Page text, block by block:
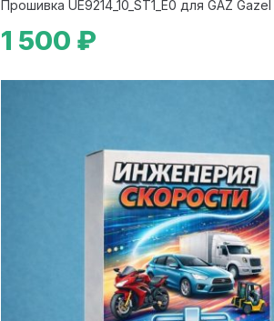
Прошивка UE9214_10_ST1_E0 для GAZ Gazel
1 500 ₽